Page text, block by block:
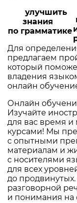
улучшить
знания
по грамматике
Для
предлагаем
который
владения
онлайн
Онлайн
Изучайте
для вас время
курсами! Мы
с опытными
материалам и
с носителями
для всех
до
разговорной
и понимания на